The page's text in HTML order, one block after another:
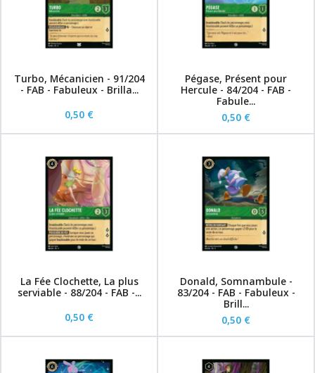
Turbo, Mécanicien - 91/204
- FAB - Fabuleux - Brilla...
0,50 €
Pégase, Présent pour
Hercule - 84/204 - FAB -
Fabule...
0,50 €
La Fée Clochette, La plus
serviable - 88/204 - FAB -...
0,50 €
Donald, Somnambule -
83/204 - FAB - Fabuleux -
Brill...
0,50 €